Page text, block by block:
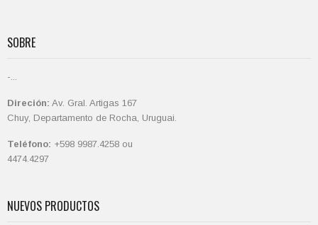
SOBRE
-...
Direción: Av. Gral. Artigas 167
Chuy, Departamento de Rocha, Uruguai.
Teléfono: +598 9987.4258 ou
4474.4297
NUEVOS PRODUCTOS